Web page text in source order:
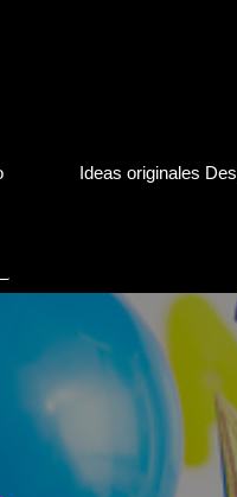
Ideas originales